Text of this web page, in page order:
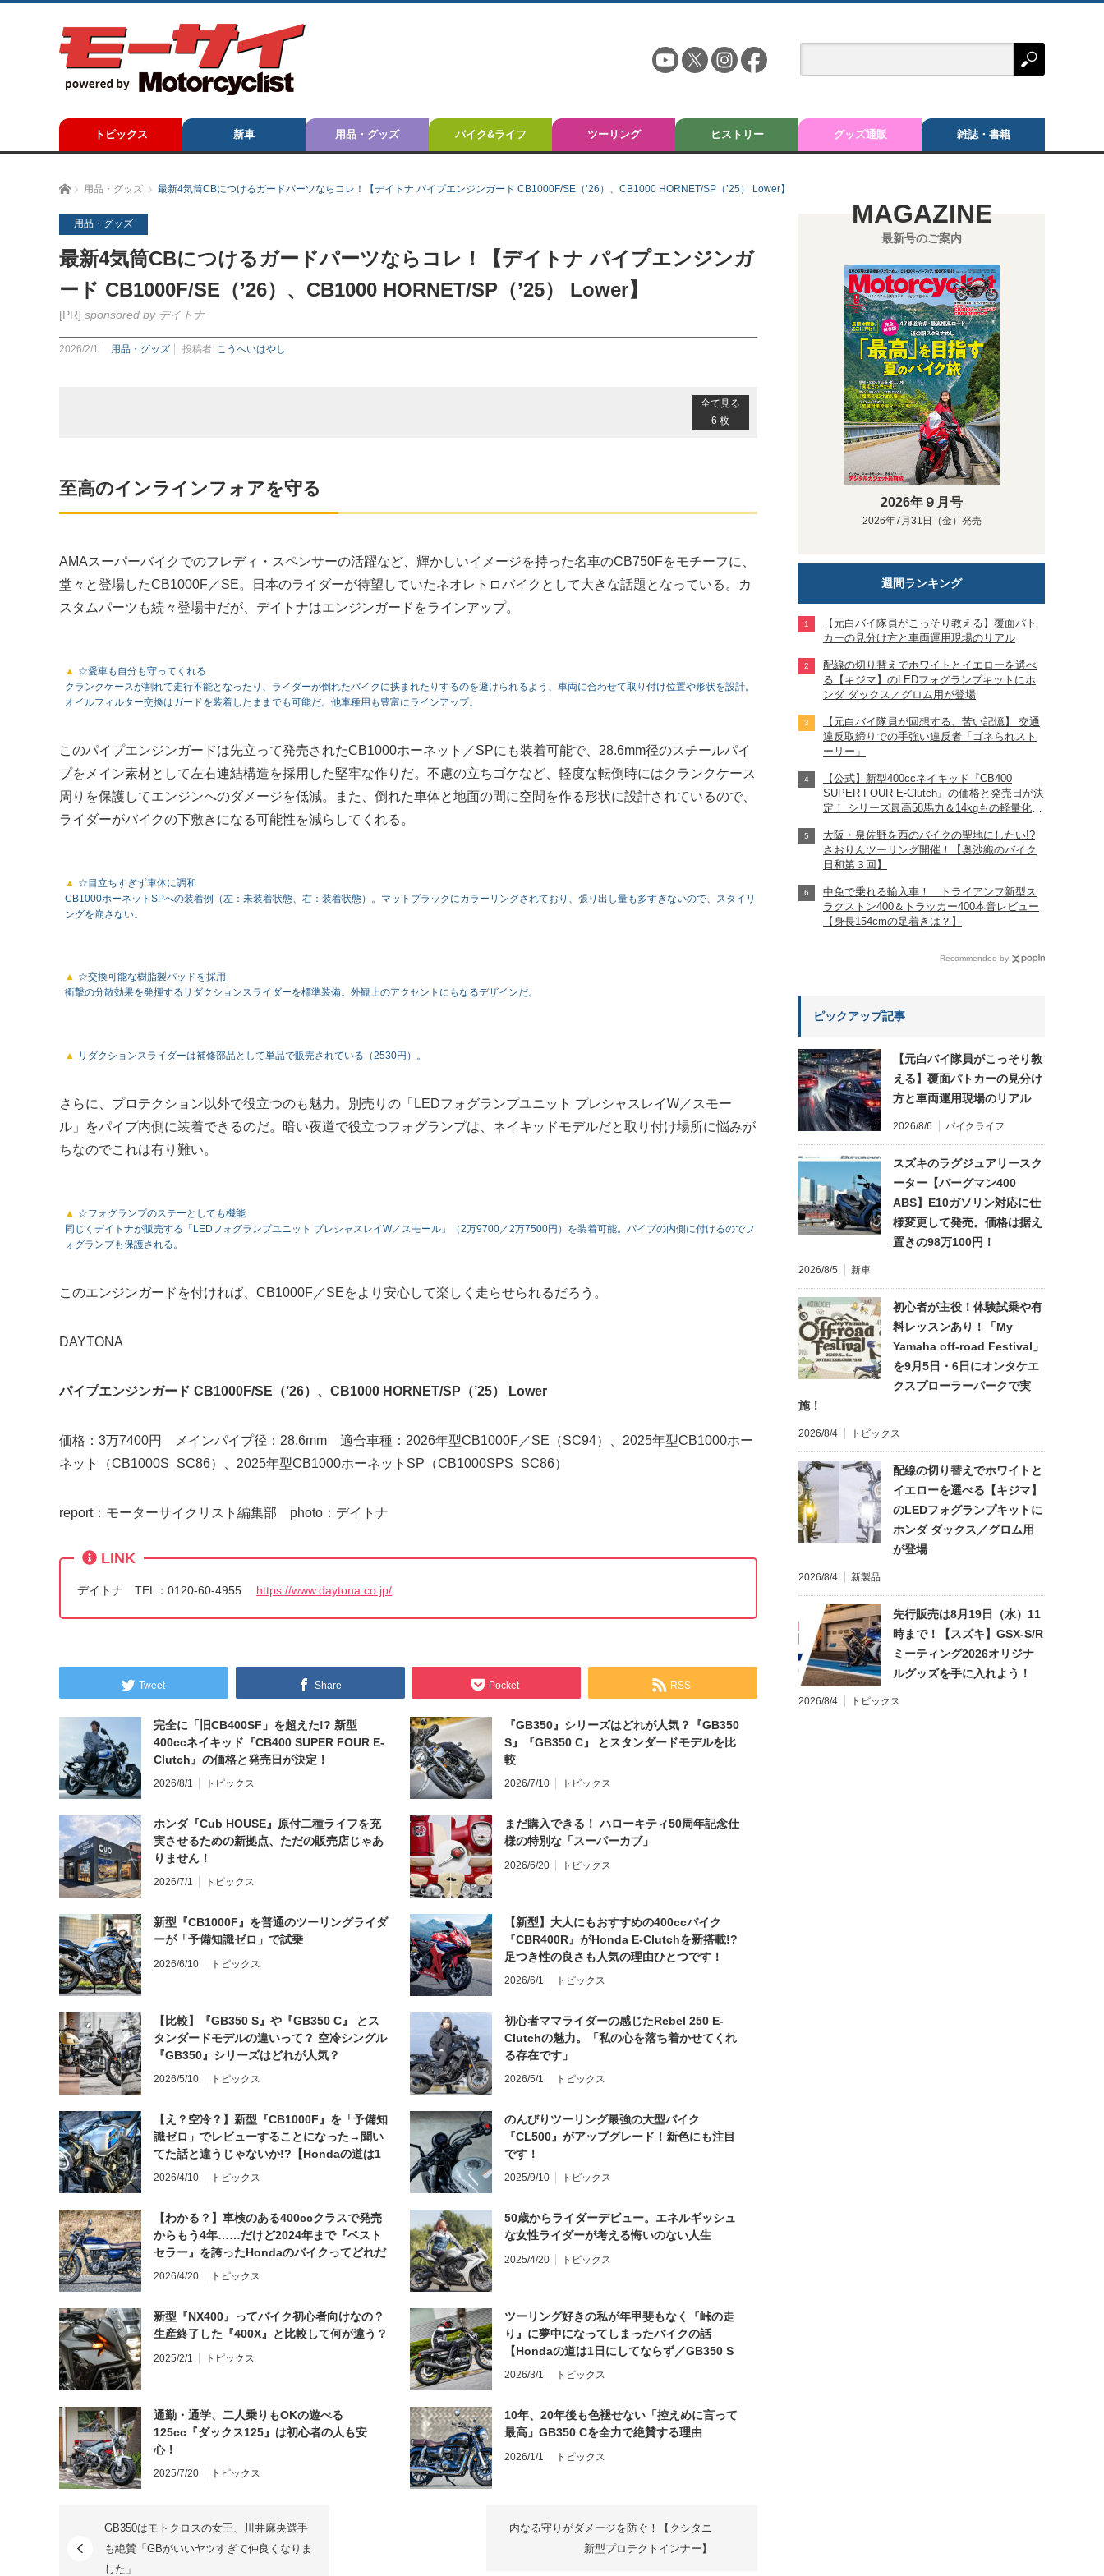
トピックス 新車 用品・グッズ バイク&ライフ ツーリング ヒストリー グッズ通販 雑誌・書籍
ホーム用品・グッズ 最新4気筒CBにつけるガードパーツならコレ！【デイトナ パイプエンジンガード CB1000F/SE（’26）、CB1000 HORNET/SP（’25） Lower】
用品・グッズ
最新4気筒CBにつけるガードパーツならコレ！【デイトナ パイプエンジンガ
ード CB1000F/SE（’26）、CB1000 HORNET/SP（’25） Lower】
[PR] sponsored by デイトナ
2026/2/1 用品・グッズ 投稿者: こうへいはやし
全て見る
6 枚
至高のインラインフォアを守る
AMAスーパーバイクでのフレディ・スペンサーの活躍など、輝かしいイメージを持った名車のCB750Fをモチーフに、
堂々と登場したCB1000F／SE。日本のライダーが待望していたネオレトロバイクとして大きな話題となっている。カ
スタムパーツも続々登場中だが、デイトナはエンジンガードをラインアップ。
☆愛車も自分も守ってくれる
クランクケースが割れて走行不能となったり、ライダーが倒れたバイクに挟まれたりするのを避けられるよう、車両に合わせて取り付け位置や形状を設計。
オイルフィルター交換はガードを装着したままでも可能だ。他車種用も豊富にラインアップ。
このパイプエンジンガードは先立って発売されたCB1000ホーネット／SPにも装着可能で、28.6mm径のスチールパイ
プをメイン素材として左右連結構造を採用した堅牢な作りだ。不慮の立ちゴケなど、軽度な転倒時にはクランクケース
周りを保護してエンジンへのダメージを低減。また、倒れた車体と地面の間に空間を作る形状に設計されているので、
ライダーがバイクの下敷きになる可能性を減らしてくれる。
☆目立ちすぎず車体に調和
CB1000ホーネットSPへの装着例（左：未装着状態、右：装着状態）。マットブラックにカラーリングされており、張り出し量も多すぎないので、スタイリ
ングを崩さない。
☆交換可能な樹脂製パッドを採用
衝撃の分散効果を発揮するリダクションスライダーを標準装備。外観上のアクセントにもなるデザインだ。
リダクションスライダーは補修部品として単品で販売されている（2530円）。
さらに、プロテクション以外で役立つのも魅力。別売りの「LEDフォグランプユニット プレシャスレイW／スモー
ル」をパイプ内側に装着できるのだ。暗い夜道で役立つフォグランプは、ネイキッドモデルだと取り付け場所に悩みが
ちなのでこれは有り難い。
☆フォグランプのステーとしても機能
同じくデイトナが販売する「LEDフォグランプユニット プレシャスレイW／スモール」（2万9700／2万7500円）を装着可能。パイプの内側に付けるのでフ
ォグランプも保護される。
このエンジンガードを付ければ、CB1000F／SEをより安心して楽しく走らせられるだろう。
DAYTONA
パイプエンジンガード CB1000F/SE（’26）、CB1000 HORNET/SP（’25） Lower
価格：3万7400円 メインパイプ径：28.6mm 適合車種：2026年型CB1000F／SE（SC94）、2025年型CB1000ホー
ネット（CB1000S_SC86）、2025年型CB1000ホーネットSP（CB1000SPS_SC86）
report：モーターサイクリスト編集部 photo：デイトナ
LINK
デイトナ TEL：0120-60-4955 https://www.daytona.co.jp/
Tweet Share Pocket RSS
完全に「旧CB400SF」を超えた!? 新型
400ccネイキッド『CB400 SUPER FOUR E-
Clutch』の価格と発売日が決定！
2026/8/1 トピックス
『GB350』シリーズはどれが人気？『GB350
S』『GB350 C』 とスタンダードモデルを比
較
2026/7/10 トピックス
ホンダ『Cub HOUSE』原付二種ライフを充
実させるための新拠点、ただの販売店じゃあ
りません！
2026/7/1 トピックス
まだ購入できる！ ハローキティ50周年記念仕
様の特別な「スーパーカブ」
2026/6/20 トピックス
新型『CB1000F』を普通のツーリングライダ
ーが「予備知識ゼロ」で試乗
2026/6/10 トピックス
【新型】大人にもおすすめの400ccバイク
『CBR400R』がHonda E-Clutchを新搭載!?
足つき性の良さも人気の理由ひとつです！
2026/6/1 トピックス
【比較】『GB350 S』や『GB350 C』 とス
タンダードモデルの違いって？ 空冷シングル
『GB350』シリーズはどれが人気？
2026/5/10 トピックス
初心者ママライダーの感じたRebel 250 E-
Clutchの魅力。「私の心を落ち着かせてくれ
る存在です」
2026/5/1 トピックス
【え？空冷？】新型『CB1000F』を「予備知
識ゼロ」でレビューすることになった→聞い
てた話と違うじゃないか!?【Hondaの道は1
日にしてならず／CB1000F ①第一印象 編】
2026/4/10 トピックス
のんびりツーリング最強の大型バイク
『CL500』がアップグレード！新色にも注目
です！
2025/9/10 トピックス
【わかる？】車検のある400ccクラスで発売
からもう4年……だけど2024年まで『ベスト
セラー』を誇ったHondaのバイクってどれだ
と思う？
2026/4/20 トピックス
50歳からライダーデビュー。エネルギッシュ
な女性ライダーが考える悔いのない人生
2025/4/20 トピックス
新型『NX400』ってバイク初心者向けなの？
生産終了した『400X』と比較して何が違う？
2025/2/1 トピックス
ツーリング好きの私が年甲斐もなく『峠の走
り』に夢中になってしまったバイクの話
【Hondaの道は1日にしてならず／GB350 S
インプレ・レビュー 前編】
2026/3/1 トピックス
通勤・通学、二人乗りもOKの遊べる
125cc『ダックス125』は初心者の人も安
心！
2025/7/20 トピックス
10年、20年後も色褪せない「控えめに言って
最高」GB350 Cを全力で絶賛する理由
2026/1/1 トピックス
GB350はモトクロスの女王、川井麻央選手
も絶賛「GBがいいヤツすぎて仲良くなりま
した」
内なる守りがダメージを防ぐ！【クシタニ
新型プロテクトインナー】
MAGAZINE
最新号のご案内
2026年９月号
2026年7月31日（金）発売
週間ランキング
【元白バイ隊員がこっそり教える】覆面パト
カーの見分け方と車両運用現場のリアル
配線の切り替えでホワイトとイエローを選べ
る【キジマ】のLEDフォグランプキットにホ
ンダ ダックス／グロム用が登場
【元白バイ隊員が回想する、苦い記憶】 交通
違反取締りでの手強い違反者「ゴネられスト
ーリー」
【公式】新型400ccネイキッド『CB400
SUPER FOUR E-Clutch』の価格と発売日が決
定！ シリーズ最高58馬力＆14kgもの軽量化!?
【Honda2026新車ニュース】
大阪・泉佐野を西のバイクの聖地にしたい!?
さおりんツーリング開催！【奥沙織のバイク
日和第３回】
中免で乗れる輸入車！ トライアンフ新型ス
ラクストン400＆トラッカー400本音レビュー
【身長154cmの足着きは？】
Recommended by
ピックアップ記事
【元白バイ隊員がこっそり教
える】覆面パトカーの見分け
方と車両運用現場のリアル
2026/8/6 バイクライフ
スズキのラグジュアリースク
ーター【バーグマン400
ABS】E10ガソリン対応に仕
様変更して発売。価格は据え
置きの98万100円！
2026/8/5 新車
初心者が主役！体験試乗や有
料レッスンあり！「My
Yamaha off-road Festival」
を9月5日・6日にオンタケエ
クスプローラーパークで実
施！
2026/8/4 トピックス
配線の切り替えでホワイトと
イエローを選べる【キジマ】
のLEDフォグランプキットに
ホンダ ダックス／グロム用
が登場
2026/8/4 新製品
先行販売は8月19日（水）11
時まで！【スズキ】GSX-S/R
ミーティング2026オリジナ
ルグッズを手に入れよう！
2026/8/4 トピックス